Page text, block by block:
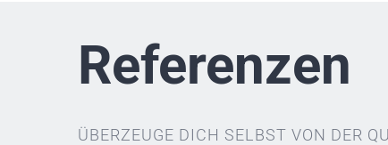
Referenzen
ÜBERZEUGE DICH SELBST VON DER